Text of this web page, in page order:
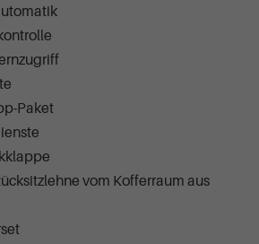
Paket
vom Kofferraum aus